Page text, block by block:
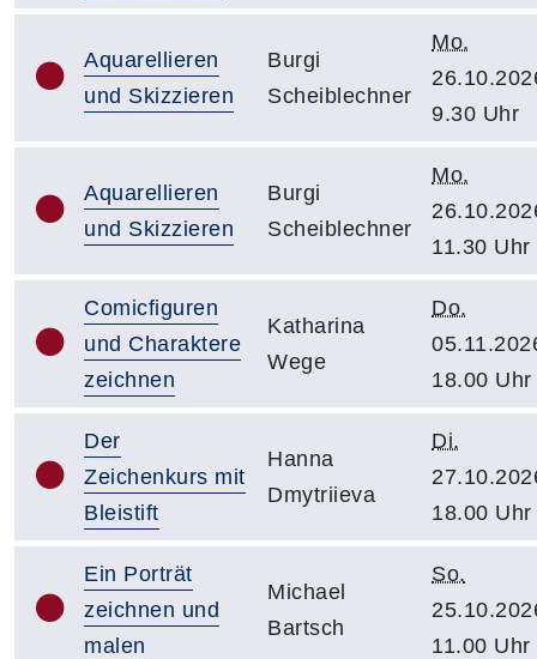
Aquarellieren
und Skizzieren
Burgi
Scheiblechner
Mo.
9.30 Uhr
Aquarellieren
und Skizzieren
Burgi
Scheiblechner
Mo.
11.30 Uhr
Comicfiguren
und Charaktere
zeichnen
Katharina
Wege
Do.
18.00 Uhr
Der
Zeichenkurs mit
Bleistift
Hanna
Dmytriieva
Di.
18.00 Uhr
Ein Porträt
zeichnen und
malen
Michael
Bartsch
So.
11.00 Uhr